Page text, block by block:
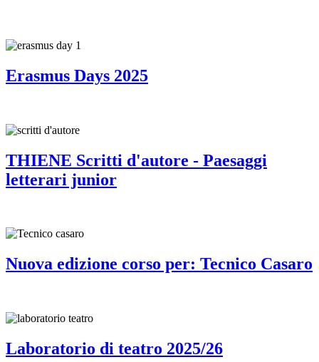
Erasmus Days 2025
THIENE Scritti d'autore - Paesaggi
letterari junior
Nuova edizione corso per: Tecnico Casaro
Laboratorio di teatro 2025/26